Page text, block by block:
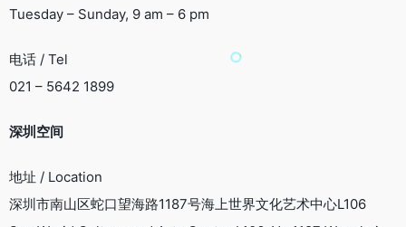
Tuesday – Sunday, 9 am – 6 pm
电话 / Tel
021 – 5642 1899
深圳空间
地址 / Location
深圳市南山区蛇口望海路1187号海上世界文化艺术中心L106